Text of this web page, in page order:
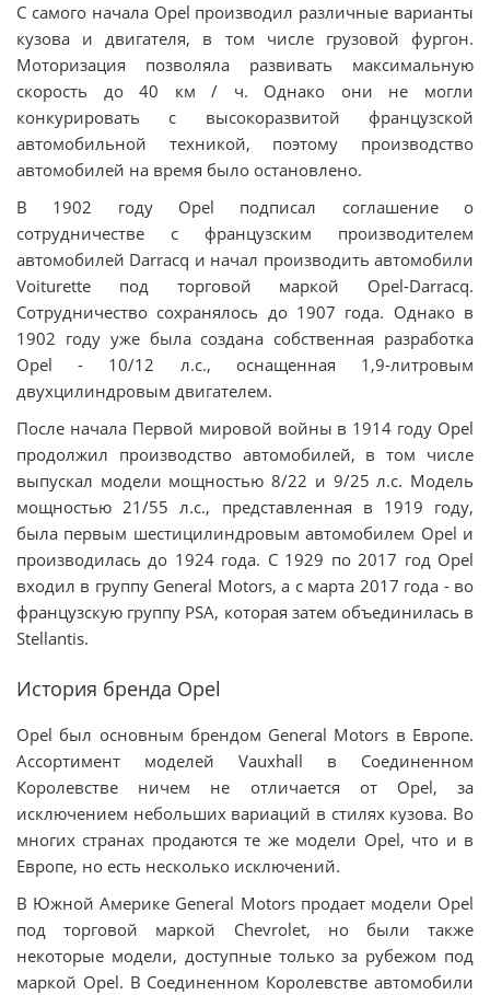
С самого начала Opel производил различные варианты
кузова и двигателя, в том числе грузовой фургон.
Моторизация позволяла развивать максимальную
скорость до 40 км / ч. Однако они не могли
конкурировать с высокоразвитой французской
автомобильной техникой, поэтому производство
автомобилей на время было остановлено.
В 1902 году Opel подписал соглашение о
сотрудничестве с французским производителем
автомобилей Darracq и начал производить автомобили
Voiturette под торговой маркой Opel-Darracq.
Сотрудничество сохранялось до 1907 года. Однако в
1902 году уже была создана собственная разработка
Opel - 10/12 л.с., оснащенная 1,9-литровым
двухцилиндровым двигателем.
После начала Первой мировой войны в 1914 году Opel
продолжил производство автомобилей, в том числе
выпускал модели мощностью 8/22 и 9/25 л.с. Модель
мощностью 21/55 л.с., представленная в 1919 году,
была первым шестицилиндровым автомобилем Opel и
производилась до 1924 года. С 1929 по 2017 год Opel
входил в группу General Motors, а с марта 2017 года - во
французскую группу PSA, которая затем объединилась в
Stellantis.
История бренда Opel
Opel был основным брендом General Motors в Европе.
Ассортимент моделей Vauxhall в Соединенном
Королевстве ничем не отличается от Opel, за
исключением небольших вариаций в стилях кузова. Во
многих странах продаются те же модели Opel, что и в
Европе, но есть несколько исключений.
В Южной Америке General Motors продает модели Opel
под торговой маркой Chevrolet, но были также
некоторые модели, доступные только за рубежом под
маркой Opel. В Соединенном Королевстве автомобили